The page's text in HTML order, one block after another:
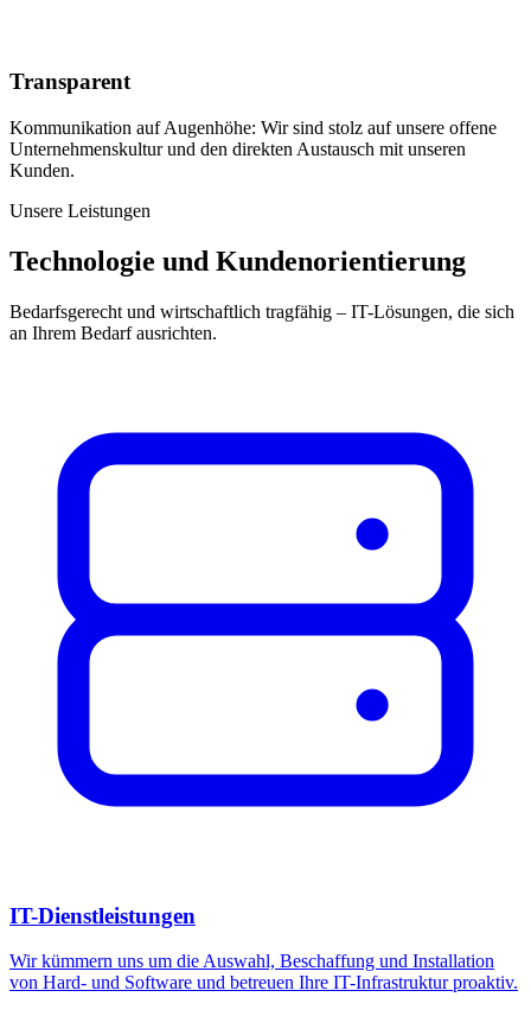
Transparent
Kommunikation auf Augenhöhe: Wir sind stolz auf unsere offene
Unternehmenskultur und den direkten Austausch mit unseren
Kunden.
Unsere Leistungen
Technologie und Kundenorientierung
Bedarfsgerecht und wirtschaftlich tragfähig – IT-Lösungen, die sich
an Ihrem Bedarf ausrichten.
IT-Dienstleistungen
Wir kümmern uns um die Auswahl, Beschaffung und Installation
von Hard- und Software und betreuen Ihre IT-Infrastruktur proaktiv.